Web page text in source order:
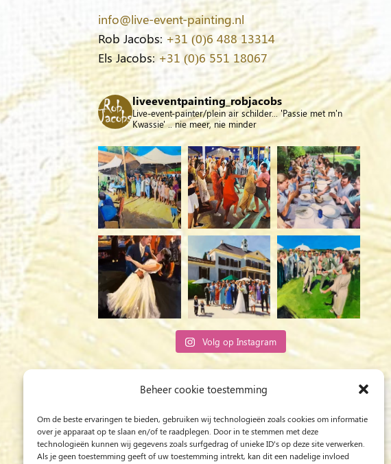
Beheer cookie toestemming
Om de beste ervaringen te bieden, gebruiken wij technologieën zoals cookies om informatie
over je apparaat op te slaan en/of te raadplegen. Door in te stemmen met deze
technologieën kunnen wij gegevens zoals surfgedrag of unieke ID's op deze site verwerken.
Als je geen toestemming geeft of uw toestemming intrekt, kan dit een nadelige invloed
info@live-event-painting.nl
Rob Jacobs: +31 (0)6 488 13314
Els Jacobs:+31 (0)6 551 18067
liveeventpainting_robjacobs
Live-event-painter/plein air schilder... 'Passie met m'n
Kwassie' .. nie meer, nie minder
Volg op Instagram
Rob Jacobs uit ’s-Hertogenbosch is een ‘Plein
bewogen door Licht en Liefde.